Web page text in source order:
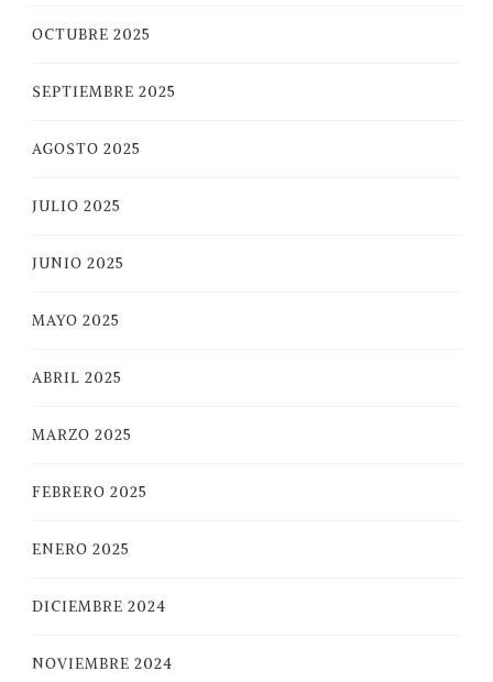
OCTUBRE 2025
SEPTIEMBRE 2025
AGOSTO 2025
JULIO 2025
JUNIO 2025
MAYO 2025
ABRIL 2025
MARZO 2025
FEBRERO 2025
ENERO 2025
DICIEMBRE 2024
NOVIEMBRE 2024